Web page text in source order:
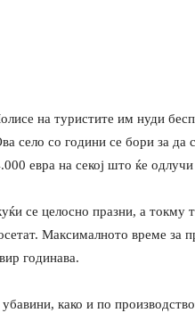
на туристите им нуди
село со години се бори за да
евра на секој што ќе
се целосно празни, а токму
Максималното време за
годинава.
како и по